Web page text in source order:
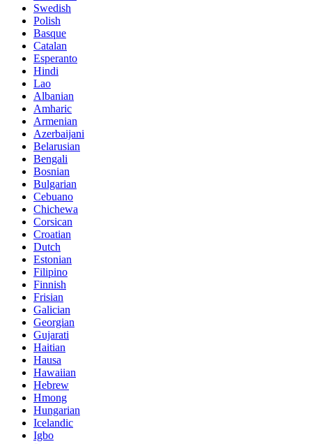
Swedish
Polish
Basque
Catalan
Esperanto
Hindi
Lao
Albanian
Amharic
Armenian
Azerbaijani
Belarusian
Bengali
Bosnian
Bulgarian
Cebuano
Chichewa
Corsican
Croatian
Dutch
Estonian
Filipino
Finnish
Frisian
Galician
Georgian
Gujarati
Haitian
Hausa
Hawaiian
Hebrew
Hmong
Hungarian
Icelandic
Igbo